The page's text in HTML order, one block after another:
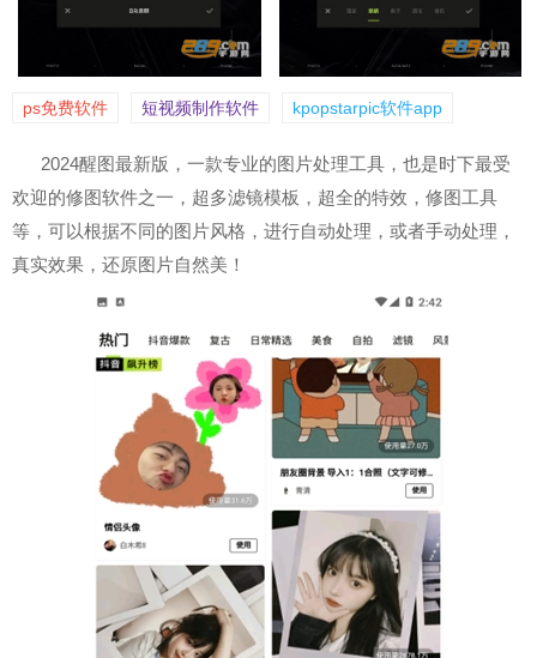
ps免费软件 短视频制作软件 kpopstarpic软件app
2024醒图最新版，一款专业的图片处理工具，也是时下最受
欢迎的修图软件之一，超多滤镜模板，超全的特效，修图工具
等，可以根据不同的图片风格，进行自动处理，或者手动处理，
真实效果，还原图片自然美！